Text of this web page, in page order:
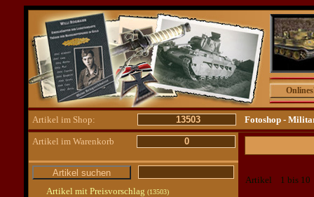
Artikel im Shop: 13503 Fotoshop -
Artikel im Warenkorb 0
Artikel mit Preisvorschlag (13503)
Artikel 1 bis 10